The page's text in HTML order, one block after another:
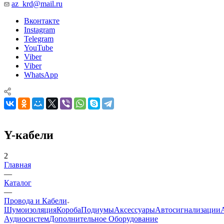
az_krd@mail.ru
Вконтакте
Instagram
Telegram
YouTube
Viber
Viber
WhatsApp
Y-кабели
2
Главная
—
Каталог
—
Провода и Кабели
ШумоизоляцияКоробаПодиумыАксессуарыАвтосигнализации
АудиосистемДополнительное Оборудование